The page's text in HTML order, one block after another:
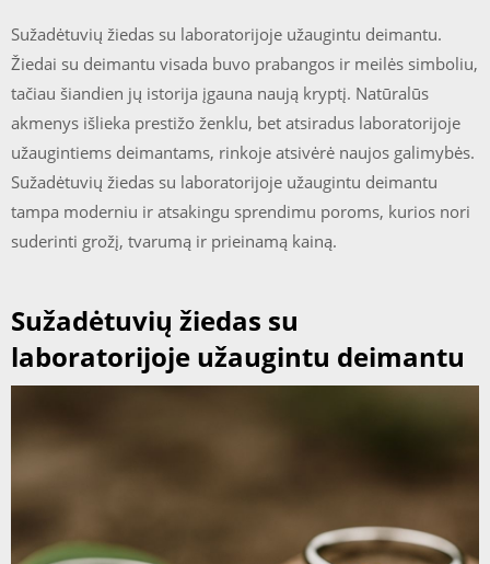
Sužadėtuvių žiedas su laboratorijoje užaugintu deimantu.
Žiedai su deimantu visada buvo prabangos ir meilės simboliu,
tačiau šiandien jų istorija įgauna naują kryptį. Natūralūs
akmenys išlieka prestižo ženklu, bet atsiradus laboratorijoje
užaugintiems deimantams, rinkoje atsivėrė naujos galimybės.
Sužadėtuvių žiedas su laboratorijoje užaugintu deimantu
tampa moderniu ir atsakingu sprendimu poroms, kurios nori
suderinti grožį, tvarumą ir prieinamą kainą.
Sužadėtuvių žiedas su
laboratorijoje užaugintu deimantu